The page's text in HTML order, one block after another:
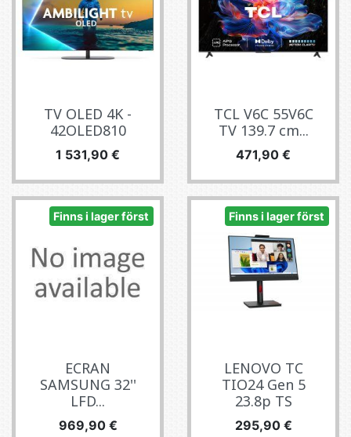
TV OLED 4K -
42OLED810
Pris
1 531,90 €
TCL V6C 55V6C
TV 139.7 cm...
Pris
471,90 €
Finns i lager först
ECRAN
SAMSUNG 32''
LFD...
Pris
969,90 €
Finns i lager först
LENOVO TC
TIO24 Gen 5
23.8p TS
Pris
295,90 €